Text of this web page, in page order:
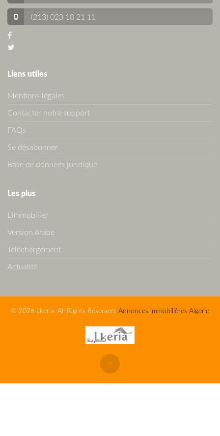
(213) 023 18 21 11
Liens utiles
Mentions légales
Contacter notre support
FAQs
Se désabonner
Base de données juridique
Les plus
L'immobilier
Version Arabe
Téléchargement
Actualité
© 2026 Lkeria. All Rights Reserved. Annonces immobilières Algerie